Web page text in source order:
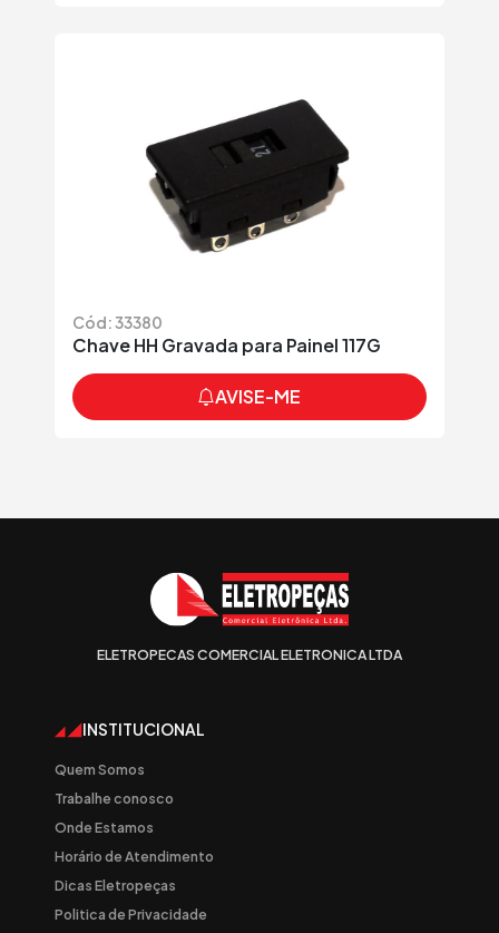
Cód: 33380
Chave HH Gravada para Painel 117G
AVISE-ME
ELETROPECAS COMERCIAL ELETRONICA LTDA
INSTITUCIONAL
Quem Somos
Trabalhe conosco
Onde Estamos
Horário de Atendimento
Dicas Eletropeças
Politica de Privacidade